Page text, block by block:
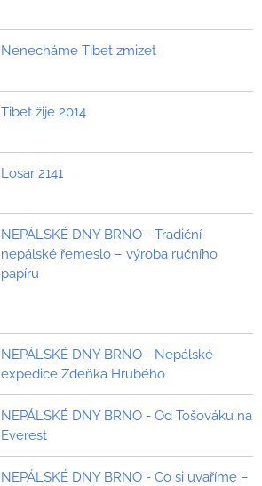
Nenecháme Tibet zmizet
Tibet žije 2014
Losar 2141
NEPÁLSKÉ DNY BRNO - Tradiční
nepálské řemeslo – výroba ručního
papíru
NEPÁLSKÉ DNY BRNO - Nepálské
expedice Zdeňka Hrubého
NEPÁLSKÉ DNY BRNO - Od Tošováku na
Everest
NEPÁLSKÉ DNY BRNO - Co si uvaříme –